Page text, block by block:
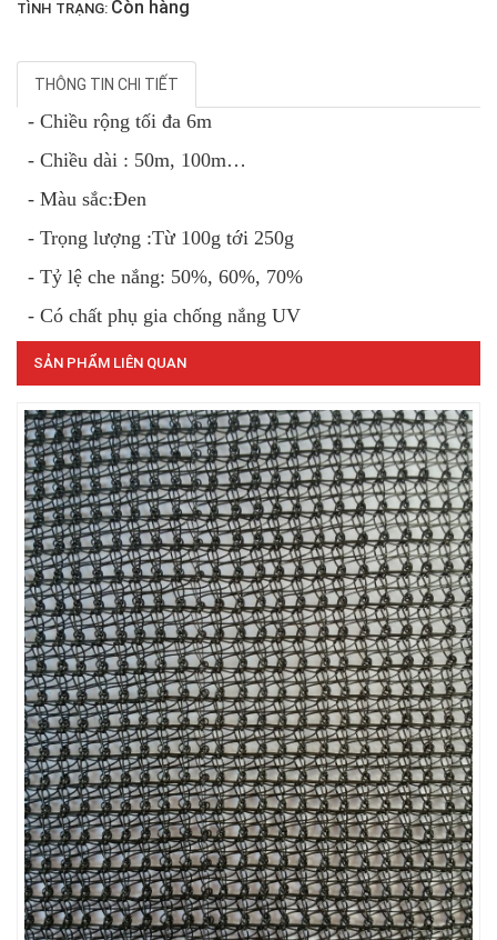
LƯỚI CHẮN GIÓ
LƯỚI CHẮN CÔN TRÙNG
LƯỚI CHẮN CÔN TRÙNG
TÌNH TRẠNG: Còn hàng
THÔNG TIN CHI TIẾT
- Chiều rộng tối đa 6m
- Chiều dài : 50m, 100m…
- Màu sắc:Đen
- Trọng lượng :Từ 100g tới 250g
- Tỷ lệ che nắng: 50%, 60%, 70%
- Có chất phụ gia chống nắng UV
SẢN PHẨM LIÊN QUAN